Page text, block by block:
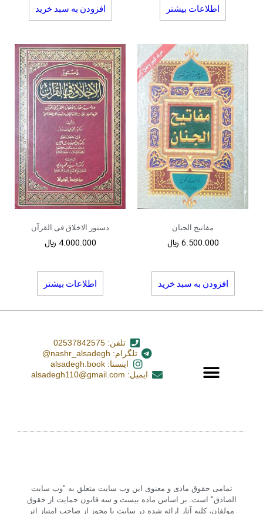
اطلاعات بیشتر افزودن به سبد خرید
مفاتیح الجنان
6.500.000 ﷼
افزودن به سبد خرید
دستور الاخلاق فی القرآن
4.000.000 ﷼
اطلاعات بیشتر
تلفن: 02537842575
تلگرام: nashr_alsadegh@
اینستا: alsadegh.book
ایمیل: alsadegh110@gmail.com
تمامی حقوق مادی و معنوی این وب سایت متعلق به "وب سایت
الصادق" است. بر اساس ماده بیست و سه قانون حمایت از حقوق
مولفان، کلیه آثار ارائه شده در سایت با مجوز از صاحب امتیاز اثر